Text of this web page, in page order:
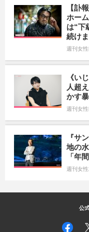
【訃
ホー
は“下
続け
週刊女
《い
人超
かす
週刊女
『サ
地の
「年
週刊女
公